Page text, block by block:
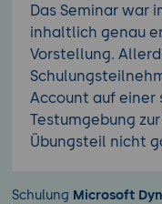
Das Seminar war
inhaltlich genau
Vorstellung.
Account auf einer
Testumgebung
Übungsteil nicht
Schulung Microsoft